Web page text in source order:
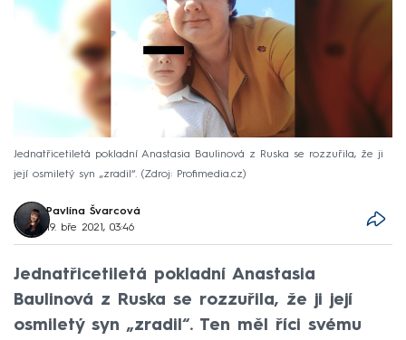
Jednatřicetiletá pokladní Anastasia Baulinová z Ruska se rozzuřila, že ji
její osmiletý syn „zradil“.
Zdroj: Profimedia.cz
Pavlína Švarcová
19. bře 2021, 03:46
Jednatřicetiletá pokladní Anastasia
Baulinová z Ruska se rozzuřila, že ji její
osmiletý syn „zradil“. Ten měl říci svému